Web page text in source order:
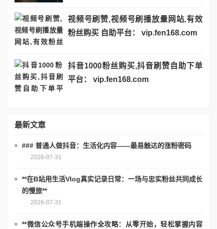
视频号刷赞,视频号刷播放量网站,有效
粉丝购买 自助平台： vip.fen168.com
抖音1000粉丝购买,抖音刷赞自助下单
平台： vip.fen168.com
最新文章
### 普通人做抖音：生活化内容——最易触达的涨粉密码
2026-07-31
**在B站用生活Vlog真实记录日常：一场与忠实粉丝共同成长
的慢旅**
2026-07-31
**微信公众号手机端操作全攻略：从零开始，轻松掌握内容